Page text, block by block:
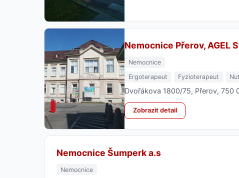
Nemocnice Přerov, AGEL
Nemocnice
Ergoterapeut
Fyzioterapeut
Dvořákova 1800/75, Přerov, 750
Zobrazit detail
Nemocnice Šumperk a.s
Nemocnice